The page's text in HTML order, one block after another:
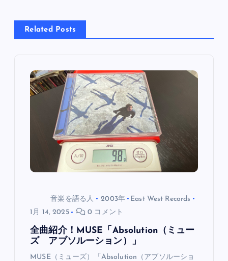
ゲRelated Posts
音楽を語る人 2003年
East West Records
1月 14, 2025
0 コメント
全曲紹介！MUSE「Absolution（ミュー
ズ アブソルーション）」
MUSE（ミューズ）「Absolution（アブソルーショ